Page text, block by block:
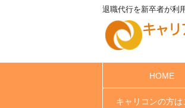
退職代行を新卒者が利
HOME
キャリコンの方は